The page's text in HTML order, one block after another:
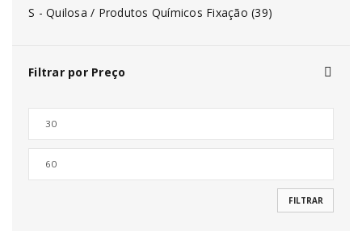
S - Quilosa / Produtos Químicos Fixação (39)
Filtrar por Preço
FILTRAR